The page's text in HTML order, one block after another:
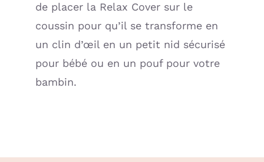
de placer la Relax Cover sur le
coussin pour qu’il se transforme en
un clin d’œil en un petit nid sécurisé
pour bébé ou en un pouf pour votre
bambin.